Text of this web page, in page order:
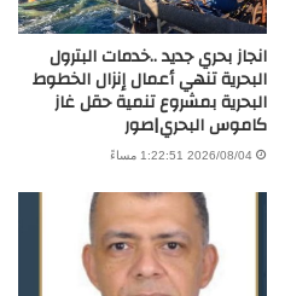
انجاز بحري جديد ..خدمات البترول
البحرية تنهي أعمال إنزال الخطوط
البحرية بمشروع تنمية حقل غاز
كاموس البحري|صور
2026/08/04 1:22:51 مساءً